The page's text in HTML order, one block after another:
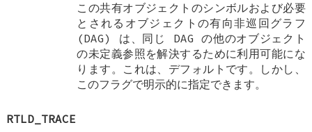
この共有オブジェクトのシンボルおよび必要
とされるオブジェクトの有向非巡回グラフ
(DAG) は、同じ DAG の他のオブジェクト
の未定義参照を解決するために利用可能にな
ります。これは、デフォルトです。しかし、
このフラグで明示的に指定できます。
RTLD_TRACE